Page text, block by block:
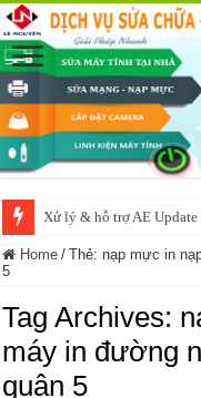
Xử lý & hỗ trợ AE
Home / Thẻ:nạp mực in
5
Tag Archives:
máy in đường
quận 5